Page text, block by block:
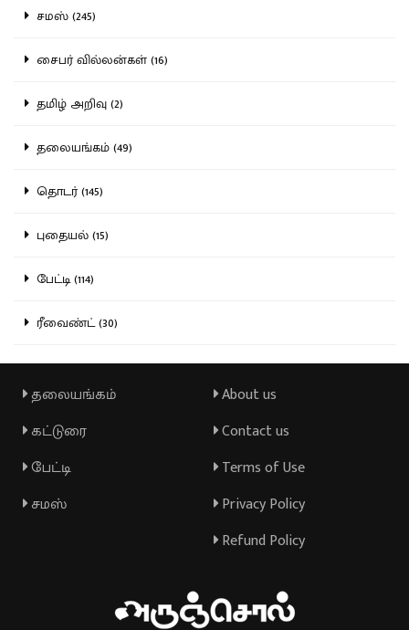
சமஸ் (245)
சைபர் வில்லன்கள் (16)
தமிழ் அறிவு (2)
தலையங்கம் (49)
தொடர் (145)
புதையல் (15)
பேட்டி (114)
ரீவைண்ட் (30)
தலையங்கம்
கட்டுரை
பேட்டி
சமஸ்
About us
Contact us
Terms of Use
Privacy Policy
Refund Policy